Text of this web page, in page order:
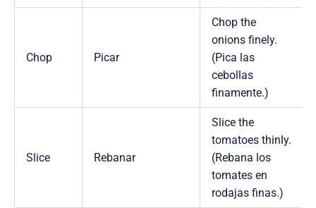
Chop Picar
Chop the
onions finely.
(Pica las
cebollas
finamente.)
Slice Rebanar
Slice the
tomatoes thinly.
(Rebana los
tomates en
rodajas finas.)